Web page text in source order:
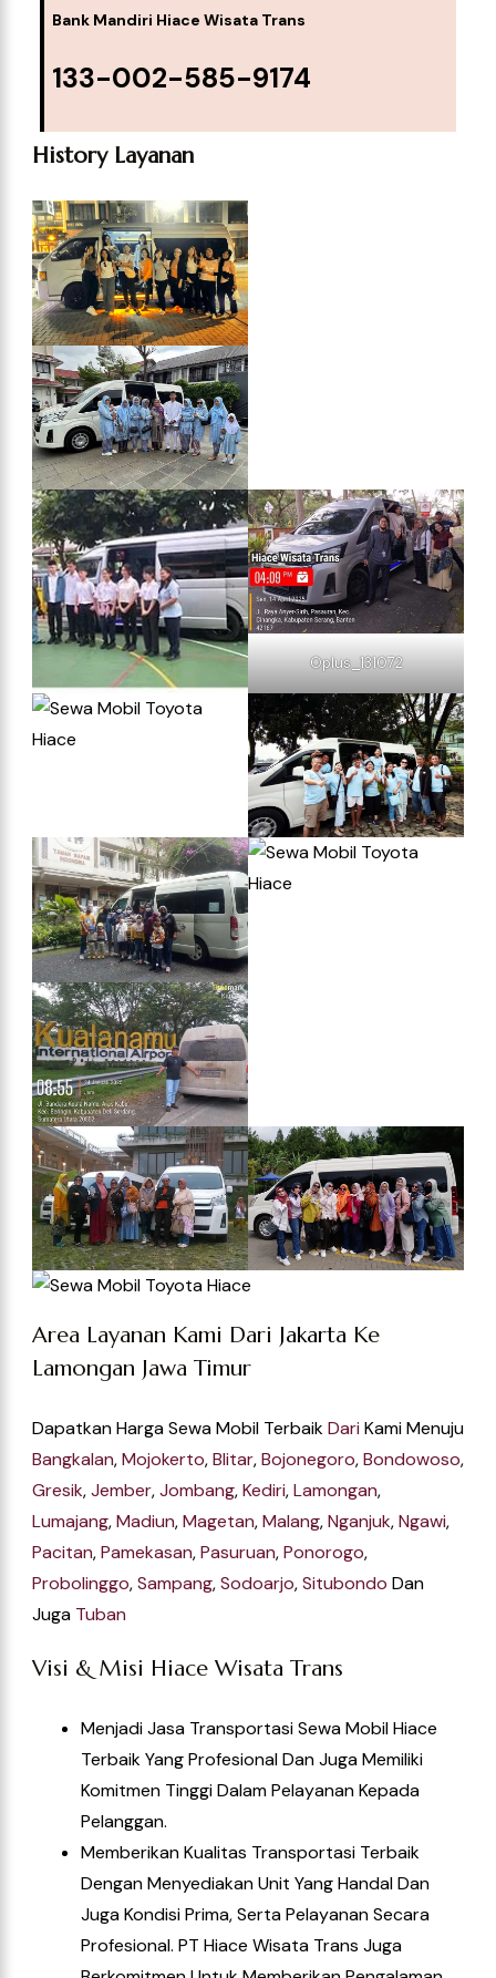
Bank Mandiri Hiace Wisata Trans
133-002-585-9174
History Layanan
Oplus_131072
Area Layanan Kami Dari Jakarta Ke
Lamongan Jawa Timur
Dapatkan Harga Sewa Mobil TerbaikDari Kami Menuju
Bangkalan,Mojokerto,Blitar,Bojonegoro,Bondowoso,
Gresik,Jember,Jombang,Kediri,Lamongan,
Lumajang,Madiun,Magetan,Malang,Nganjuk,Ngawi,
Pacitan,Pamekasan,Pasuruan,Ponorogo,
Probolinggo,Sampang,Sodoarjo,Situbondo Dan
Juga Tuban
Visi & Misi Hiace Wisata Trans
Menjadi Jasa Transportasi Sewa Mobil Hiace
Terbaik Yang Profesional Dan Juga Memiliki
Komitmen Tinggi Dalam Pelayanan Kepada
Pelanggan.
Memberikan Kualitas Transportasi Terbaik
Dengan Menyediakan Unit Yang Handal Dan
Juga Kondisi Prima, Serta Pelayanan Secara
Profesional. PT Hiace Wisata Trans Juga